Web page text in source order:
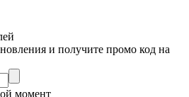
и получите промо код на
момент